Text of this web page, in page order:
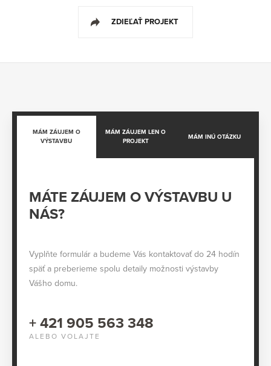
ZDIEĽAŤ PROJEKT
MÁM ZÁUJEM O
VÝSTAVBU
MÁM ZÁUJEM LEN O
PROJEKT
MÁM INÚ OTÁZKU
MÁTE ZÁUJEM O VÝSTAVBU U
NÁS?
Vyplňte formulár a budeme Vás kontaktovať do 24 hodín
späť a preberieme spolu detaily možnosti výstavby
Vášho domu.
+ 421 905 563 348
ALEBO VOLAJTE